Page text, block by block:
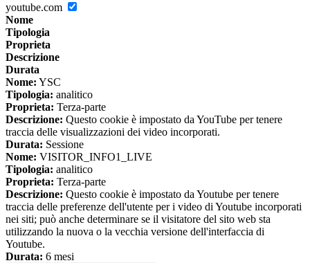
youtube.com
Nome
Tipologia
Proprieta
Descrizione
Durata
Nome: YSC
Tipologia: analitico
Proprieta: Terza-parte
Descrizione: Questo cookie è impostato da YouTube per tenere
traccia delle visualizzazioni dei video incorporati.
Durata: Sessione
Nome: VISITOR_INFO1_LIVE
Tipologia: analitico
Proprieta: Terza-parte
Descrizione: Questo cookie è impostato da Youtube per tenere
traccia delle preferenze dell'utente per i video di Youtube incorporati
nei siti; può anche determinare se il visitatore del sito web sta
utilizzando la nuova o la vecchia versione dell'interfaccia di
Youtube.
Durata: 6 mesi